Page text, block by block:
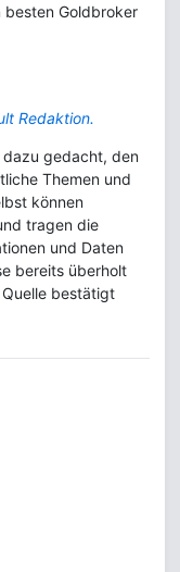
besten Goldbroker
Redaktion.
dazu gedacht, den
Themen und
können
tragen die
und Daten
bereits überholt
bestätigt